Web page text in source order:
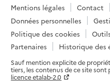
Mentions légales
Contact
Données personnelles
Politique des cookies
Partenaires
Historique des
Sauf mention explicite de
tiers, les contenus de ce site sont
licence etalab-2.0